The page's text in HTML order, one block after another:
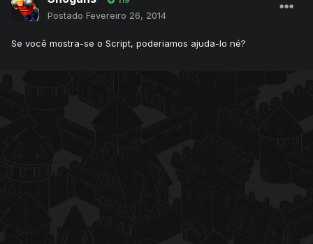
Postado Fevereiro 26, 2014
Se você mostra-se o Script, poderiamos ajuda-lo né?